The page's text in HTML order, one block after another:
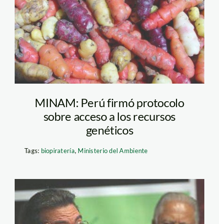
MINAM: Perú firmó protocolo
sobre acceso a los recursos
genéticos
Tags: biopiratería, Ministerio del Ambiente